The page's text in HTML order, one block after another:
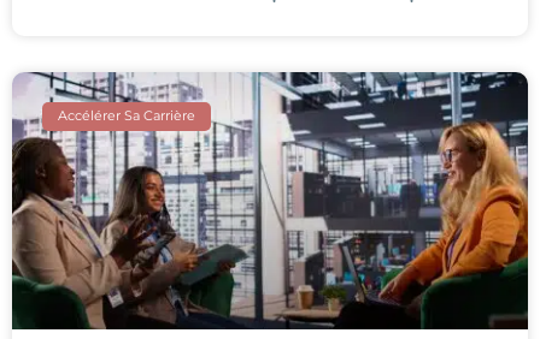
Accélérer Sa Carrière